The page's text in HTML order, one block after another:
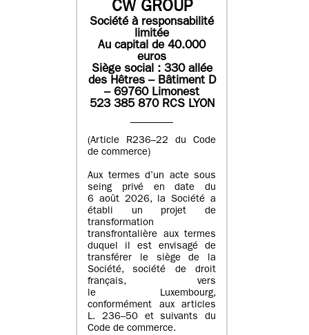
CW GROUP
Société à responsabilité
limitée
Au capital de 40.000
euros
Siège social : 330 allée
des Hêtres – Bâtiment D
– 69760 Limonest
523 385 870 RCS LYON
(Article R236–22 du Code
de commerce)
Aux termes d’un acte sous
seing privé en date du
6 août 2026, la Société a
établi un projet de
transformation
transfrontalière aux termes
duquel il est envisagé de
transférer le siège de la
Société, société de droit
français, vers
le Luxembourg,
conformément aux articles
L. 236–50 et suivants du
Code de commerce.